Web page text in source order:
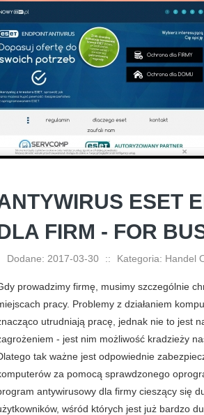
ESET
FIRM - FOR
Dodane: 2017-03-30 :: Kategoria: Handel
prowadzimy firmę, musimy szczególnie
pracy. Problemy z działaniem
utrudniają pracę, jednak nie to jest
- jest nim możliwość kradzieży
tak ważne jest odpowiednie
za pomocą sprawdzonego
antywirusowy dla firmy cieszący się
wśród których jest już bardzo